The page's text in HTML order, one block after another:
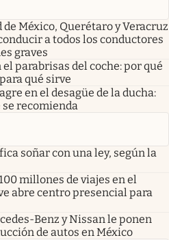
de México, Querétaro y Veracruz
a todos los conductores
graves
parabrisas del coche: por qué
qué sirve
en el desagüe de la ducha:
se recomienda
soñar con una ley, según la
millones de viajes en el
abre centro presencial para
Benz y Nissan le ponen
de autos en México